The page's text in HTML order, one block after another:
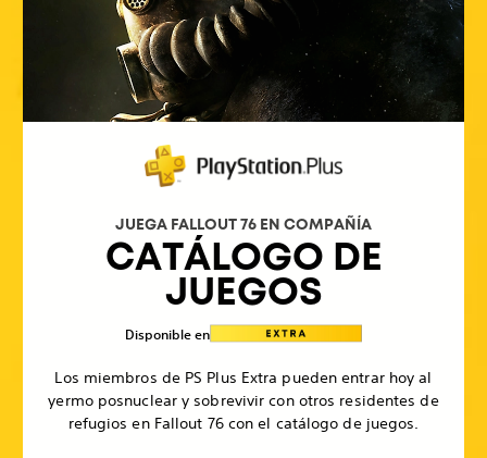
JUEGA FALLOUT 76 EN COMPAÑÍA
CATÁLOGO DE
JUEGOS
Disponible en
Los miembros de PS Plus Extra pueden entrar hoy al
yermo posnuclear y sobrevivir con otros residentes de
refugios en Fallout 76 con el catálogo de juegos.